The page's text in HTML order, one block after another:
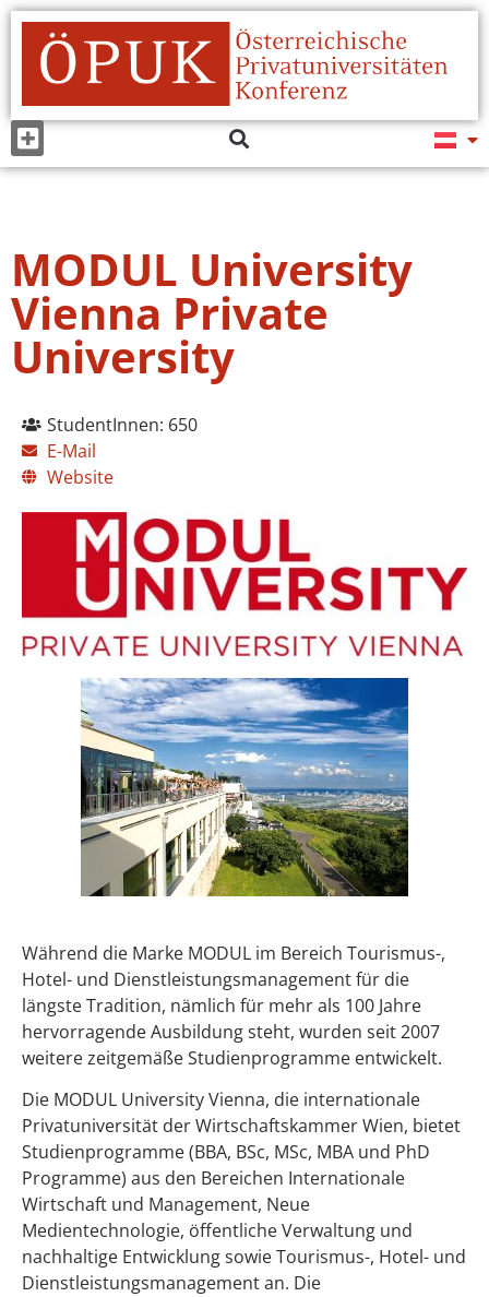
MODUL University
Vienna Private
University
StudentInnen: 650
E-Mail
Website
Während die Marke MODUL im Bereich Tourismus-,
Hotel- und Dienstleistungsmanagement für die
längste Tradition, nämlich für mehr als 100 Jahre
hervorragende Ausbildung steht, wurden seit 2007
weitere zeitgemäße Studienprogramme entwickelt.
Die MODUL University Vienna, die internationale
Privatuniversität der Wirtschafts­kammer Wien, bietet
Studienprogramme (BBA, BSc, MSc, MBA und PhD
Programme) aus den Bereichen Internationale
Wirtschaft und Management, Neue
Medientechnologie, öffentliche Verwaltung und
nachhaltige Entwicklung sowie Tourismus-, Hotel- und
Dienstleistungsmanagement an. Die